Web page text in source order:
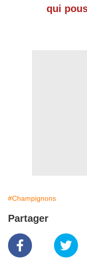
qui
#Champignons
Partager